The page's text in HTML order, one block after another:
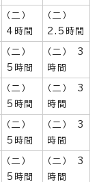
（二）
4時間
（二）
2.5時間
（二）
5時間
（二） 3
時間
（二）
5時間
（二） 3
時間
（二）
5時間
（二） 3
時間
（二）
5時間
（二） 3
時間